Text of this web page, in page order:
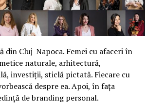
din Cluj-Napoca. Femei cu afaceri în
naturale, arhitectură,
investiții, sticlă pictată. Fiecare cu
despre ea. Apoi, în fața
de branding personal.